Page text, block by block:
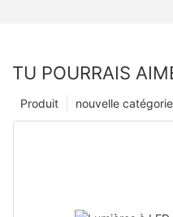
TU POURRAIS
nouvelle catégorie
Produit